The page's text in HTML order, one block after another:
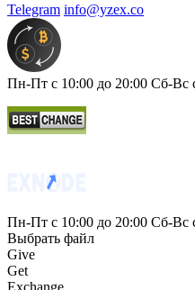
Telegram info@yzex.co
Пн-Пт с 10:00 до 20:00 Сб-Вс
Пн-Пт с 10:00 до 20:00 Сб-Вс
Выбрать файл
Give
Get
Exchange